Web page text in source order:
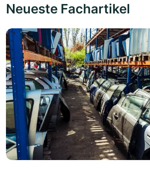
Neueste Fachartikel